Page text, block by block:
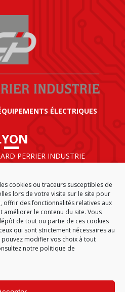
cookies ou traceurs susceptibles de
lors de votre visite sur le site pour
offrir des fonctionnalités relatives aux
améliorer le contenu du site. Vous
de tout ou partie de ces cookies
qui sont strictement nécessaires au
modifier vos choix à tout
notre politique de
ÉLECTRIQUES
PERRIER INDUSTRIE
SAINT EXUPÉRY
DU SITE
MENTIONS LÉGALES